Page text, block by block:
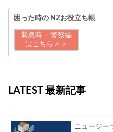
困った時の NZお役立ち帳
緊急時 – 警察編
はこちら＞＞
LATEST 最新記事
ニュージー